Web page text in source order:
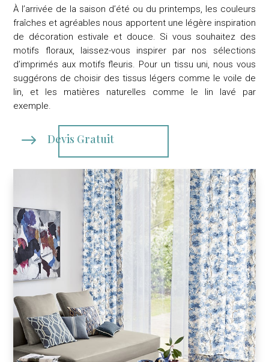
À l’arrivée de la saison d’été ou du printemps, les couleurs
fraîches et agréables nous apportent une légère inspiration
de décoration estivale et douce. Si vous souhaitez des
motifs floraux, laissez-vous inspirer par nos sélections
d’imprimés aux motifs fleuris. Pour un tissu uni, nous vous
suggérons de choisir des tissus légers comme le voile de
lin, et les matières naturelles comme le lin lavé par
exemple.
$ Devis Gratuit